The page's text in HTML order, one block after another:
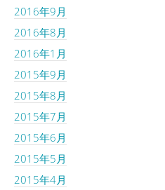
2016年9月
2016年8月
2016年1月
2015年9月
2015年8月
2015年7月
2015年6月
2015年5月
2015年4月